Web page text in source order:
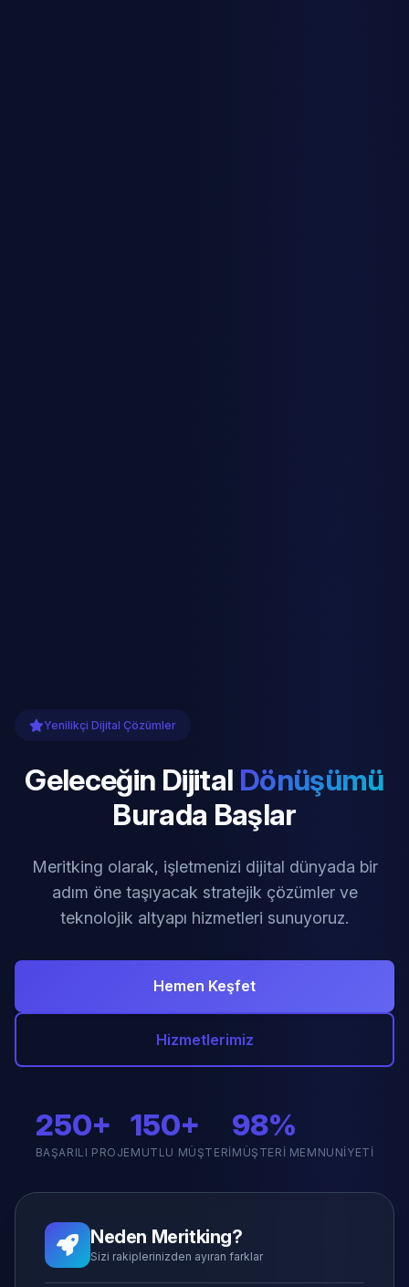
Yenilikçi Dijital Çözümler
Geleceğin Dijital Dönüşümü
Burada Başlar
Meritking olarak, işletmenizi dijital dünyada bir
adım öne taşıyacak stratejik çözümler ve
teknolojik altyapı hizmetleri sunuyoruz.
Hemen Keşfet
Hizmetlerimiz
250+
BAŞARILI PROJE
150+
MUTLU MÜŞTERI
98%
MÜŞTERI MEMNUNIYETI
Neden Meritking?
Sizi rakiplerinizden ayıran farklar